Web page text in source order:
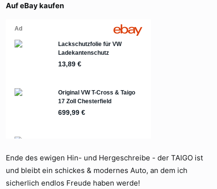
:
Auf eBay kaufen
Ende des ewigen Hin- und Hergeschreibe - der TAIGO ist
und bleibt ein schickes & modernes Auto, an dem ich
sicherlich endlos Freude haben werde!